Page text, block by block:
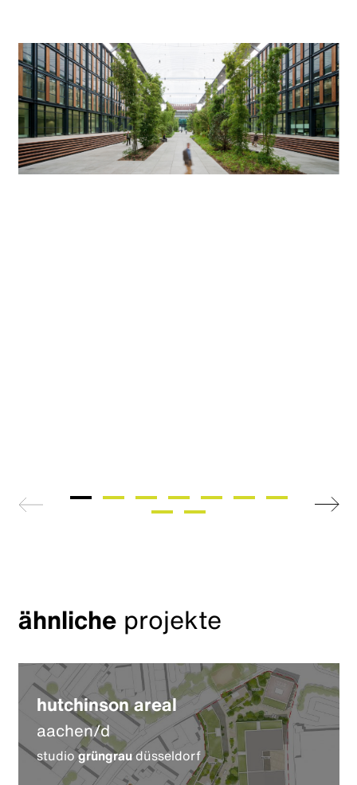
zurück weiter
ähnlicheprojekte
hutchinson areal
aachen/d
studiogrüngraudüsseldorf